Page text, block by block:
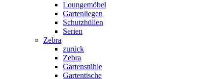
Loungemöbel
Gartenliegen
Schutzhüllen
Serien
Zebra
zurück
Zebra
Gartenstühle
Gartentische